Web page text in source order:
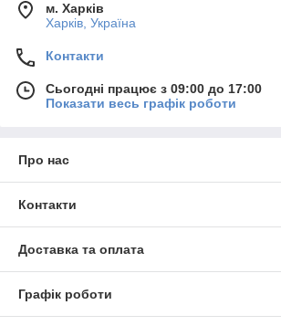
м. Харків
Харків, Україна
Контакти
Сьогодні працює з 09:00 до 17:00
Показати весь графік роботи
Про нас
Контакти
Доставка та оплата
Графік роботи